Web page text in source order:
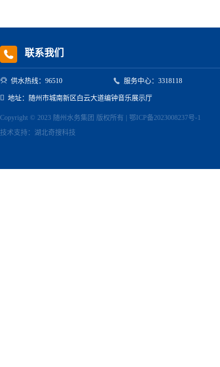
联系我们
 供水热线：96510  服务中心：3318118
 地址：随州市城南新区白云大道编钟音乐展示厅
Copyright © 2023 随州水务集团 版权所有 | 鄂ICP备2023008237号-1
技术支持： 湖北奇搜科技